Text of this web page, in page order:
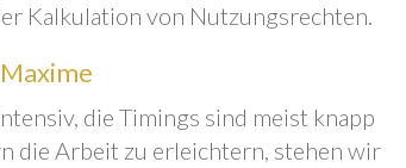
Kalkulation von Nutzungsrechten.
die Timings sind meist knapp
die Arbeit zu erleichtern, stehen wir